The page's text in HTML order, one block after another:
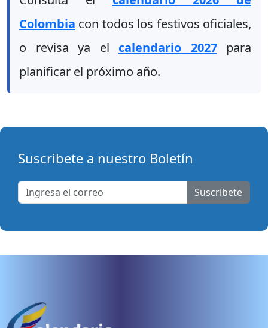
Colombia con todos los festivos oficiales,
o revisa ya el calendario 2027para
planificar el próximo año.
Suscribete a nuestro Boletín
Suscribete